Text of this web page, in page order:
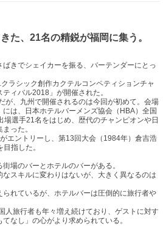
た、21名の精鋭が福岡に集う。
きでシェイカーを振る、バーテンダーにとっ
ラシック創作カクテルコンペティションチャ
ィバル2018」が開催された。
が、九州で開催されるのは今回が初めて。会場
は、日本ホテルバーメンズ協会（HBA）全国
選手21名をはじめ、歴代のチャンピオンや日
った。
エントリーし、第13回大会（1984年）倉吉浩
指した。
場のバーとホテルのバーがある。
スキルに変わりはないが、大きく異なるのは
れているが、ホテルバーは圧倒的に旅行者や
人旅行者も年々増え続けており、ゲストに対す
なし」の心がより求められている。